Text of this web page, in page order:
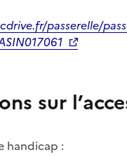
passerelle/
sur
handicap :